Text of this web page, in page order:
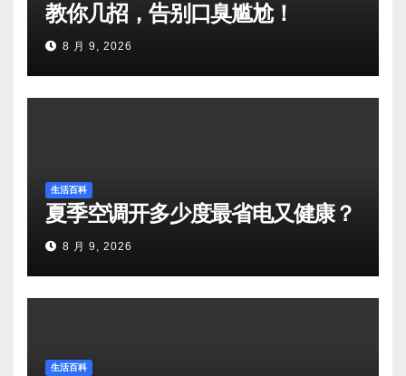
教你几招，告别口臭尴尬！
8 月 9, 2026
生活百科
夏季空调开多少度最省电又健康？
8 月 9, 2026
生活百科